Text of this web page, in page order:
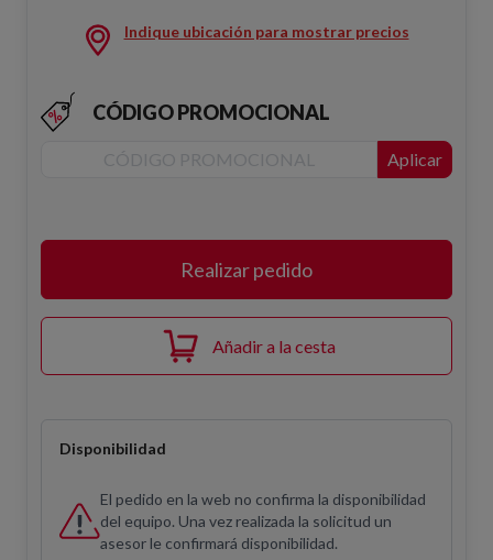
Indique ubicación para mostrar precios
CÓDIGO PROMOCIONAL
Aplicar
Realizar pedido
Añadir a la cesta
Disponibilidad
El pedido en la web no confirma la disponibilidad
del equipo. Una vez realizada la solicitud un
asesor le confirmará disponibilidad.